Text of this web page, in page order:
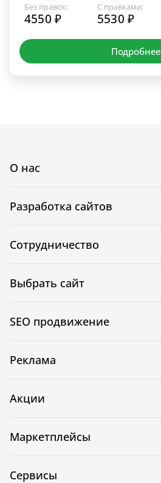
Без правок:
4550 ₽
С правками:
5530 ₽
Подробнее
О нас
Разработка сайтов
Сотрудничество
Выбрать сайт
SEO продвижение
Реклама
Акции
Маркетплейсы
Сервисы